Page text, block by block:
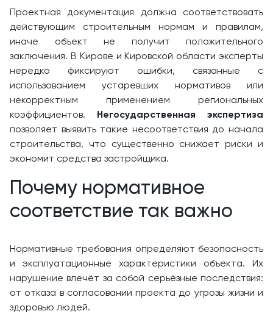
Проектная документация должна соответствовать
действующим строительным нормам и правилам,
иначе объект не получит положительного
заключения. В Кирове и Кировской области эксперты
нередко фиксируют ошибки, связанные с
использованием устаревших нормативов или
некорректным применением региональных
коэффициентов. Негосударственная экспертиза
позволяет выявить такие несоответствия до начала
строительства, что существенно снижает риски и
экономит средства застройщика.
Почему нормативное
соответствие так важно
Нормативные требования определяют безопасность
и эксплуатационные характеристики объекта. Их
нарушение влечёт за собой серьёзные последствия:
от отказа в согласовании проекта до угрозы жизни и
здоровью людей.